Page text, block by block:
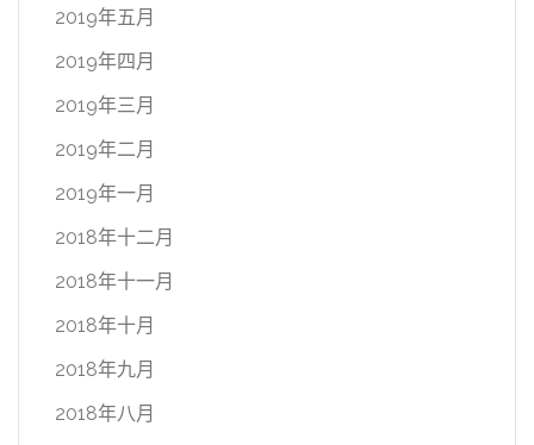
2019年五月
2019年四月
2019年三月
2019年二月
2019年一月
2018年十二月
2018年十一月
2018年十月
2018年九月
2018年八月